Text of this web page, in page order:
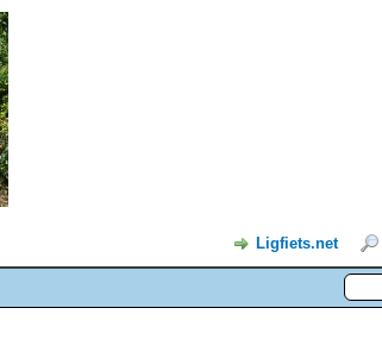
Ligfiets.net